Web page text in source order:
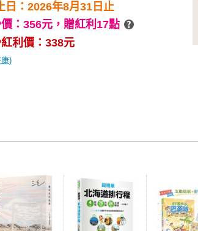
日：2026年8月31日止
：356元， 贈紅利17點
利價：338元
)